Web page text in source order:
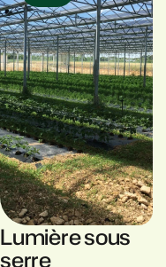
Lumière sous
serre